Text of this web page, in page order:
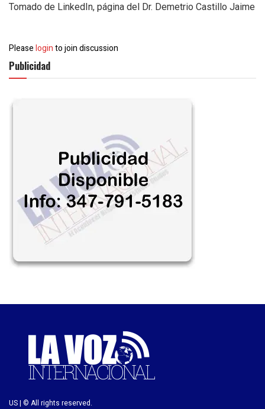
Tomado de LinkedIn, página del Dr. Demetrio Castillo Jaime
Pleaseloginto join discussion
Publicidad
US | © All rights reserved.